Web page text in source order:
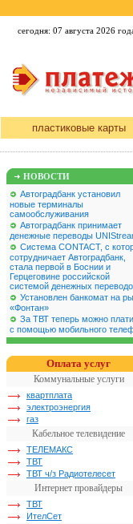
сегодня: 07 августа 2026
пластиковые карты
НОВОСТИ
Автоградбанк установил
новые терминалы
самообслуживания
Автоградбанк принимает
денежные переводы
Система CONTACT, с
сотрудничает Автоградбанк,
стала первой в Боснии и
Герцеговине российской
системой денежных
Установлен банкомат на
«Фонтан»
За ТВТ теперь можно
с помощью мобильного
Оплата услуг
Коммунальные услуги
квартплата
электроэнергия
газ
Кабельное телевидение
ТЕЛЕМАКС
ТВТ
ТВТ ч/з Радиотелесет
Интернет провайдеры
ТВТ
ИтелСет